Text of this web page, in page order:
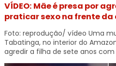
VÍDEO: Mãe é presa por
praticar sexo na frente
Foto: reprodução/ vídeo Uma
Tabatinga, no interior do
agredir a filha de sete anos com